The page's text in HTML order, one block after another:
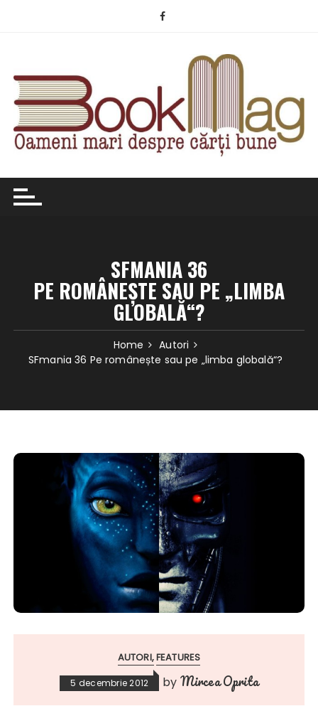
SFMANIA 36
PE ROMÂNEȘTE SAU PE „LIMBA
GLOBALĂ“?
Home
Autori
SFmania 36 Pe românește sau pe „limba globală“?
AUTORI FEATURES
5 decembrie 2012 by Mircea Oprita